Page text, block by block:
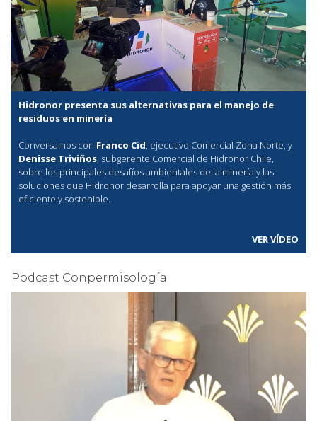
Hidronor presenta sus alternativas para el manejo de
residuos en minería
Conversamos con Franco Cid, ejecutivo Comercial Zona Norte, y
Denisse Triviños, subgerente Comercial de Hidronor Chile,
sobre los principales desafíos ambientales de la minería y las
soluciones que Hidronor desarrolla para apoyar una gestión más
eficiente y sostenible.
VER VÍDEO
Podcast Conpermisología